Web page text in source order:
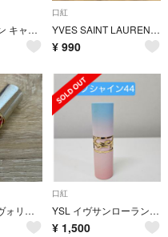
ysl ラブシャイン キャンディグレーズ 22
口紅
YVES SAINT LAURENT BEAUTE ルージュ ピュールクチュール
¥ 990
YSL ルージュ ヴォリュプテ ロックシャイン 7 口紅 サンローラン
口紅
YSL イヴサンローラン ラブシャイン リップスティック 44 コレクター
¥ 1,500